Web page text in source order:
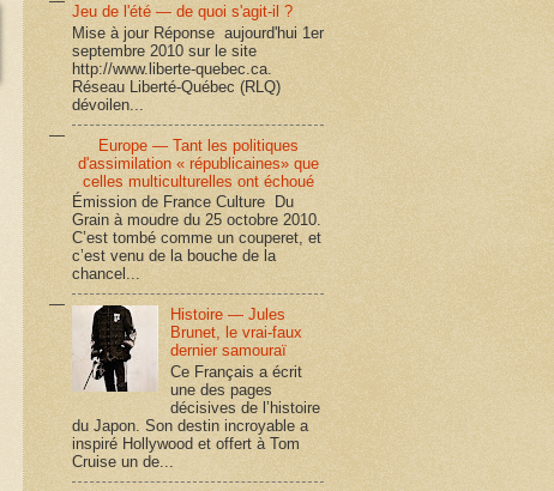
Jeu de l'été — de quoi s'agit-il ?
Mise à jour Réponse aujourd'hui 1er
septembre 2010 sur le site
http://www.liberte-quebec.ca.
Réseau Liberté-Québec (RLQ)
dévoilen...
Europe — Tant les politiques
d'assimilation « républicaines» que
celles multiculturelles ont échoué
Émission de France Culture Du
Grain à moudre du 25 octobre 2010.
C’est tombé comme un couperet, et
c’est venu de la bouche de la
chancel...
Histoire — Jules
Brunet, le vrai-faux
dernier samouraï
Ce Français a écrit
une des pages
décisives de l’histoire
du Japon. Son destin incroyable a
inspiré Hollywood et offert à Tom
Cruise un de...